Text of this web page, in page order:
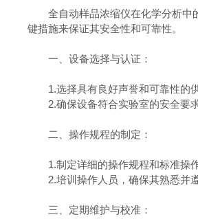
全自动样品浓缩仪在化学分析中
键措施来保证其安全性和可靠性。
一、设备选择与认证：
1.选择具有良好声誉和可靠性的供
2.确保设备符合实验室的安全要
二、操作规程的制定：
1.制定详细的操作规程和标准操作
2.培训操作人员，确保其熟悉并
三、定期维护与校准：